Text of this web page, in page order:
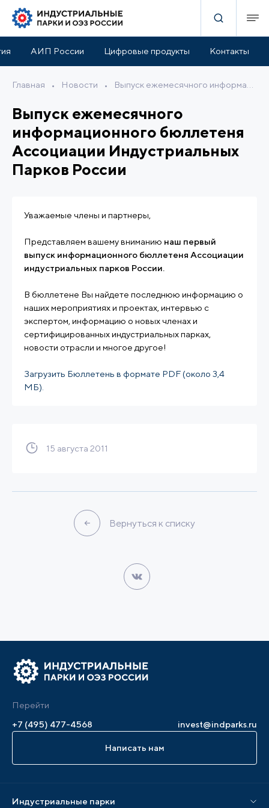
АИП России Цифровые продукты Контакты
Главная • Новости •
Выпуск ежемесячного
информационного бюллетеня
Ассоциации Индустриальных
Парков России
Уважаемые члены и партнеры,
Представляем вашему вниманию наш первый
выпуск информационного бюллетеня Ассоциации
индустриальных парков России.
В бюллетене Вы найдете последнюю информацию о
наших мероприятиях и проектах, интервью с
экспертом, информацию о новых членах и
сертифицированных индустриальных парках,
новости отрасли и многое другое!
Загрузить Бюллетень в формате PDF (около 3,4
МБ).
15 августа 2011
Вернуться к списку
Перейти
+7 (495) 477-4568
invest@indparks.ru
Написать нам
Индустриальные парки